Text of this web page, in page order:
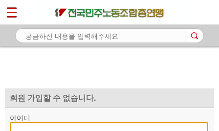
회원 가입할 수 없습니다.
아이디
마이페이지
소개
자료
부설기관